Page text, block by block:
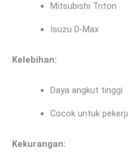
Mitsubishi Triton
Isuzu D-Max
Kelebihan:
Daya angkut tinggi
Cocok untuk
Kekurangan: